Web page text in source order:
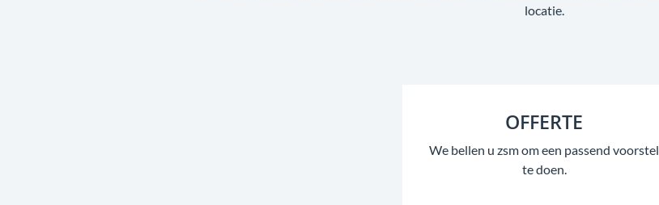
locatie.
OFFERTE
We bellen u zsm om een passend voorstel
te doen.